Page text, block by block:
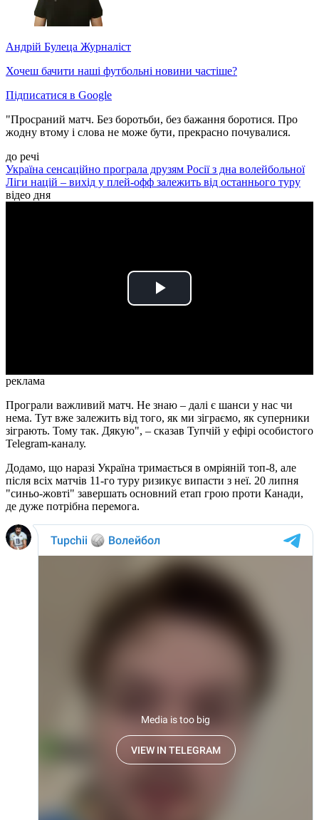
Андрій Булеца Журналіст
Хочеш бачити наші футбольні новини частіше?
Підписатися в Google
"Просраний матч. Без боротьби, без бажання боротися. Про
жодну втому і слова не може бути, прекрасно почувалися.
до речі
Україна сенсаційно програла друзям Росії з дна волейбольної
Ліги націй – вихід у плей-офф залежить від останнього туру
відео дня
Play
реклама
Програли важливий матч. Не знаю – далі є шанси у нас чи
нема. Тут вже залежить від того, як ми зіграємо, як суперники
зіграють. Тому так. Дякую", – сказав Тупчій у ефірі особистого
Telegram-каналу.
Додамо, що наразі Україна тримається в омріяній топ-8, але
після всіх матчів 11-го туру ризикує випасти з неї. 20 липня
"синьо-жовті" завершать основний етап грою проти Канади,
де дуже потрібна перемога.